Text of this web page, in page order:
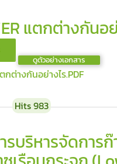
แตกต่างกันอ
ดูตัวอย่างเอกสาร
กต่างกันอย่างไร.PDF
Hits983
รบริหารจัดการ